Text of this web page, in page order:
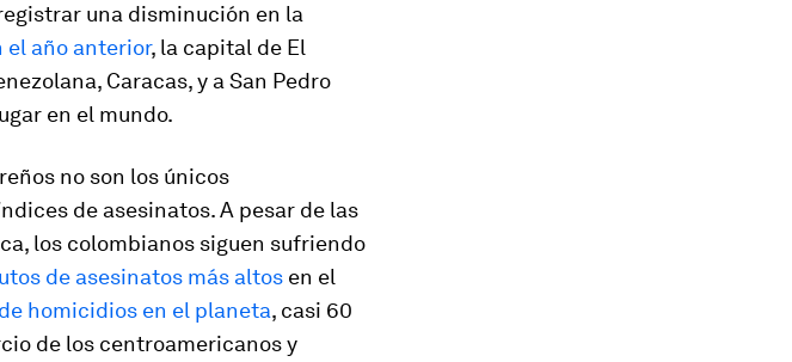
una disminución en la
el año anterior, la capital de El
Caracas, y a San Pedro
en el mundo.
no son los únicos
de asesinatos. A pesar de las
los colombianos siguen sufriendo
de asesinatos más altos en el
homicidios en el planeta, casi 60
de los centroamericanos y